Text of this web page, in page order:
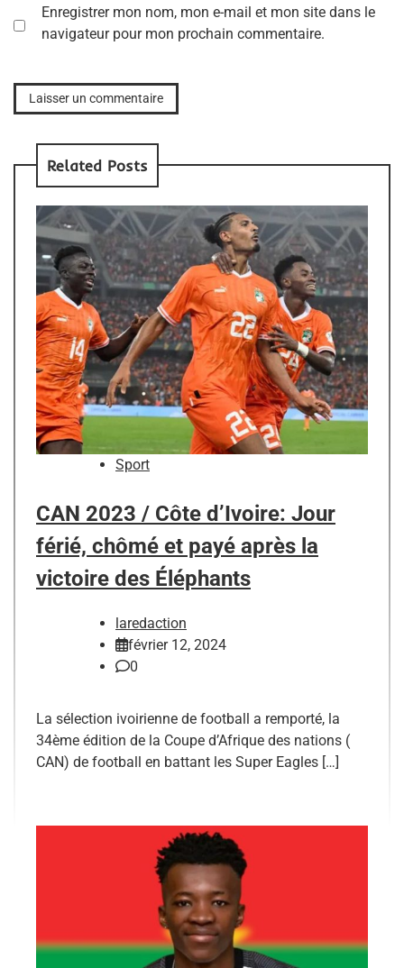
Enregistrer mon nom, mon e-mail et mon site dans le
navigateur pour mon prochain commentaire.
Related Posts
Sport
CAN 2023 / Côte d’Ivoire: Jour
férié, chômé et payé après la
victoire des Éléphants
laredaction
février 12, 2024
0
La sélection ivoirienne de football a remporté, la
34ème édition de la Coupe d’Afrique des nations (
CAN) de football en battant les Super Eagles […]